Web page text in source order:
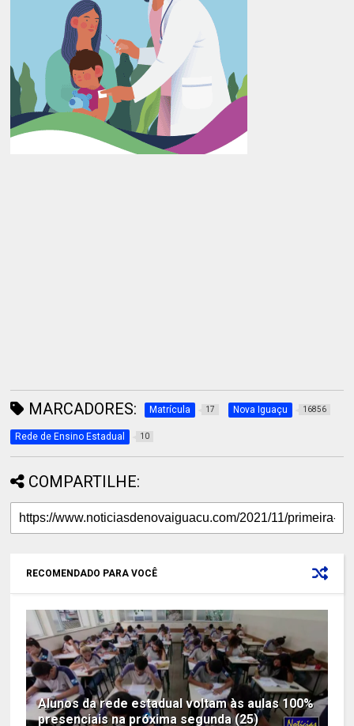
MARCADORES: Matrícula 17 Nova Iguaçu 16856
Rede de Ensino Estadual 10
COMPARTILHE:
RECOMENDADO PARA VOCÊ
Alunos da rede estadual voltam às aulas 100%
presenciais na próxima segunda (25)